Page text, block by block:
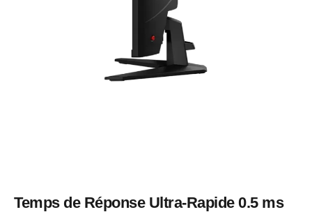
Temps de Réponse Ultra-Rapide 0.5 ms